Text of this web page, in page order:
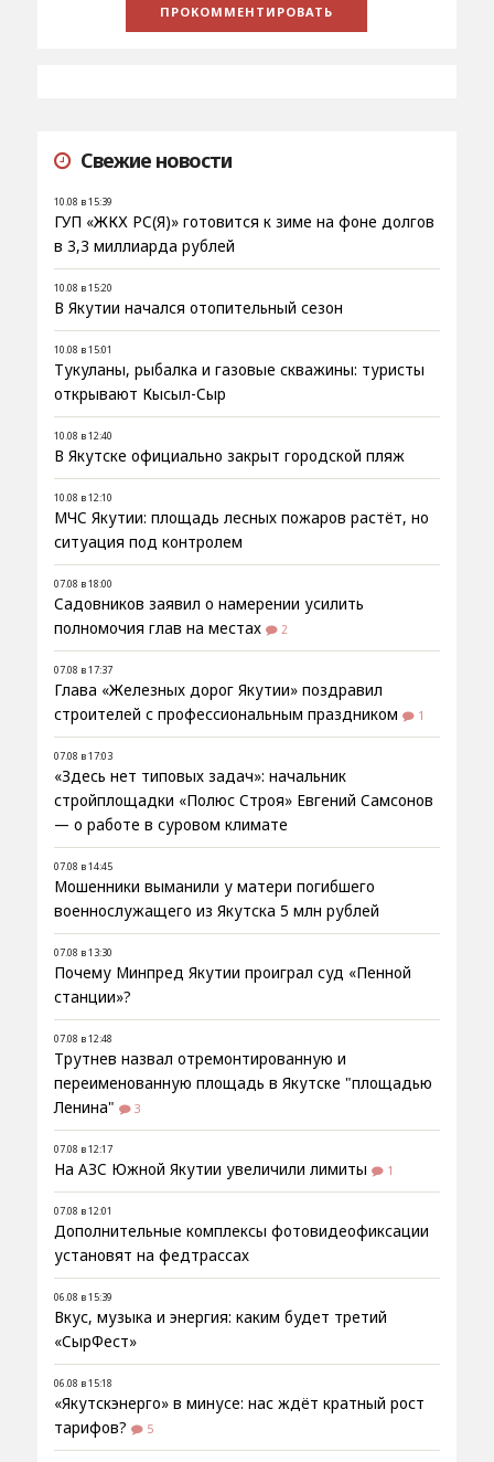
Свежие новости
10.08 в 15:39
ГУП «ЖКХ РС(Я)» готовится к зиме на фоне долгов
в 3,3 миллиарда рублей
10.08 в 15:20
В Якутии начался отопительный сезон
10.08 в 15:01
Тукуланы, рыбалка и газовые скважины: туристы
открывают Кысыл-Сыр
10.08 в 12:40
В Якутске официально закрыт городской пляж
10.08 в 12:10
МЧС Якутии: площадь лесных пожаров растёт, но
ситуация под контролем
07.08 в 18:00
Садовников заявил о намерении усилить
полномочия глав на местах
2
07.08 в 17:37
Глава «Железных дорог Якутии» поздравил
строителей с профессиональным праздником
1
07.08 в 17:03
«Здесь нет типовых задач»: начальник
стройплощадки «Полюс Строя» Евгений Самсонов
— о работе в суровом климате
07.08 в 14:45
Мошенники выманили у матери погибшего
военнослужащего из Якутска 5 млн рублей
07.08 в 13:30
Почему Минпред Якутии проиграл суд «Пенной
станции»?
07.08 в 12:48
Трутнев назвал отремонтированную и
переименованную площадь в Якутске "площадью
Ленина"
3
07.08 в 12:17
На АЗС Южной Якутии увеличили лимиты 1
07.08 в 12:01
Дополнительные комплексы фотовидеофиксации
установят на федтрассах
06.08 в 15:39
Вкус, музыка и энергия: каким будет третий
«СырФест»
06.08 в 15:18
«Якутскэнерго» в минусе: нас ждёт кратный рост
тарифов?
5